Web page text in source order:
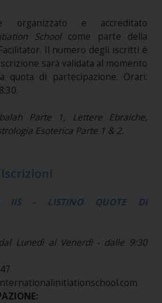
organizzato e accreditato
School come parte della
Il numero degli iscritti è
sarà validata al momento
quota di partecipazione. Orari:
Parte 1, Lettere Ebraiche,
Esoterica Parte 1 & 2.
IIS - LISTINO QUOTE DI
dal Lunedì al Venerdì - dalle 9:30